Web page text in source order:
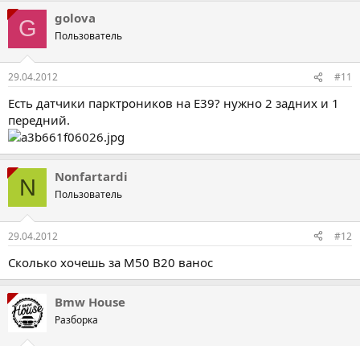
G golova
Пользователь
29.04.2012 #11
Есть датчики парктроников на Е39? нужно 2 задних и 1
передний.
N Nonfartardi
Пользователь
29.04.2012 #12
Сколько хочешь за М50 В20 ванос
Bmw House
Разборка